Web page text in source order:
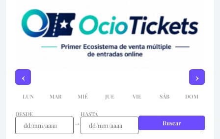
‹ ›
LUN MAR MIÉ JUE VIE SÁB DOM
DESDE
→
HASTA
Buscar